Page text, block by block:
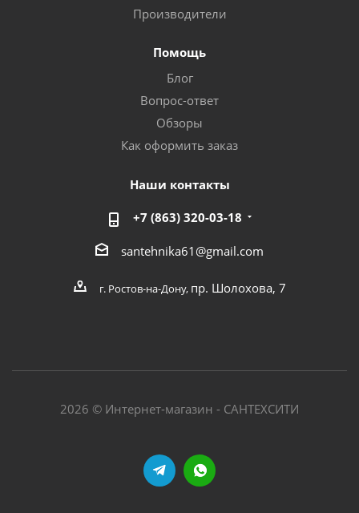
Производители
Помощь
Блог
Вопрос-ответ
Обзоры
Как оформить заказ
Наши контакты
+7 (863) 320-03-18
santehnika61@gmail.com
г. Ростов-на-Дону, пр. Шолохова, 7
2026 © Интернет-магазин - САНТЕХСИТИ